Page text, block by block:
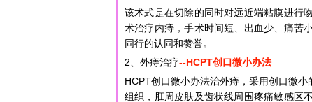
该术式是在切除的同时对远近端粘膜进行
术治疗内痔，手术时间短、出血少、痛苦
同行的认同和赞誉。
2、外痔治疗--HCPT创口微小办法
HCPT创口微小办法治外痔，采用创口微
组织，肛周皮肤及齿状线周围疼痛敏感区